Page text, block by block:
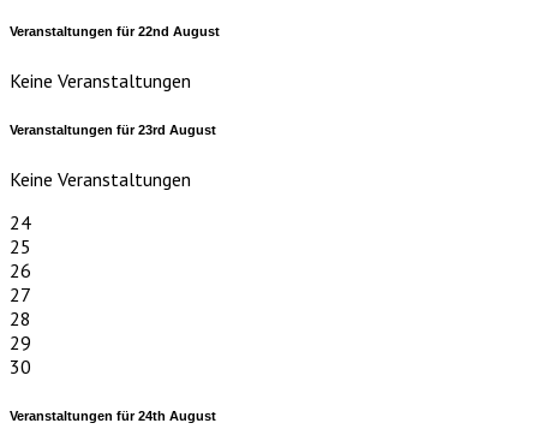
Veranstaltungen für22nd August
Keine Veranstaltungen
Veranstaltungen für23rd August
Keine Veranstaltungen
24
25
26
27
28
29
30
Veranstaltungen für24th August